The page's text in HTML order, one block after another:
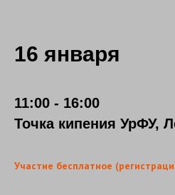
16 января
11:00 - 16:00
Точка кипения УрФУ,
Участие бесплатное